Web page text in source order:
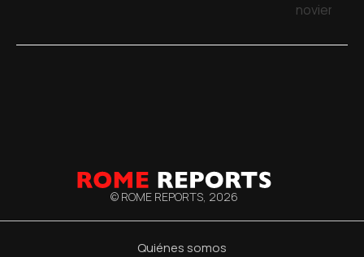
noviembre
© ROME REPORTS, 2026
Quiénes somos